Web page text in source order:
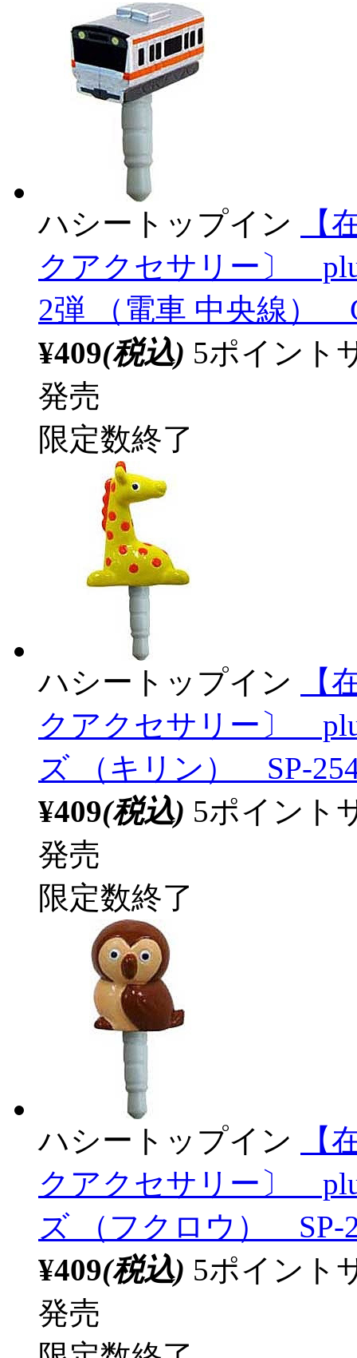
ハシートップイン
【
クアクセサリー〕
2弾 （電車 中央線）
¥409(税込) 5ポイント
発売
限定数終了
ハシートップイン
【
クアクセサリー〕
ズ （キリン） SP-
¥409(税込) 5ポイント
発売
限定数終了
ハシートップイン
【
クアクセサリー〕
ズ （フクロウ） SP-
¥409(税込) 5ポイント
発売